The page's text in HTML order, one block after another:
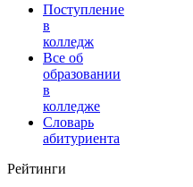
Поступление
в
колледж
Все об
образовании
в
колледже
Словарь
абитуриента
Рейтинги